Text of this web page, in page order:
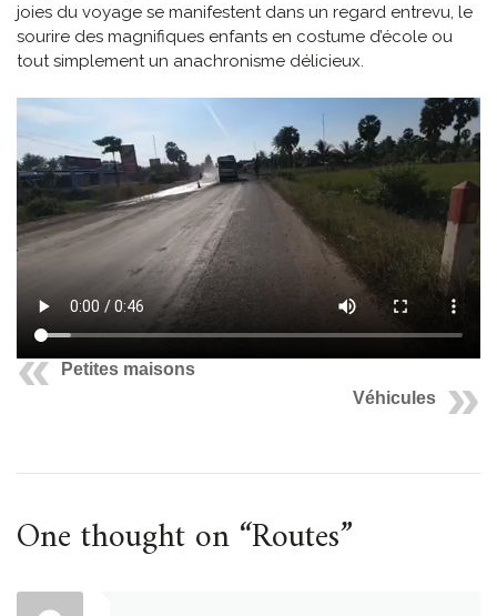
joies du voyage se manifestent dans un regard entrevu, le
sourire des magnifiques enfants en costume d’école ou
tout simplement un anachronisme délicieux.
Petites maisons
Véhicules
One thought on “Routes”